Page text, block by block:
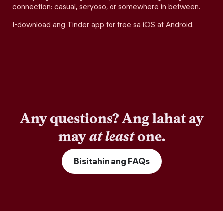
connection: casual, seryoso, or somewhere in between.
I-download ang Tinder app for free sa iOS at Android.
Any questions? Ang lahat ay
mayat leastone.
Bisitahin ang FAQs